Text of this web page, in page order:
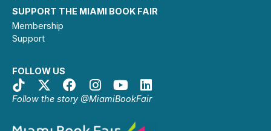
SUPPORT THE MIAMI BOOK FAIR
Membership
Support
FOLLOW US
Follow the story @MiamiBookFair